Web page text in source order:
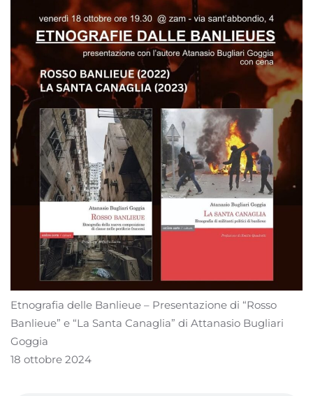
Etnografia delle Banlieue – Presentazione di “Rosso
Banlieue” e “La Santa Canaglia” di Attanasio Bugliari
Goggia
18 ottobre 2024